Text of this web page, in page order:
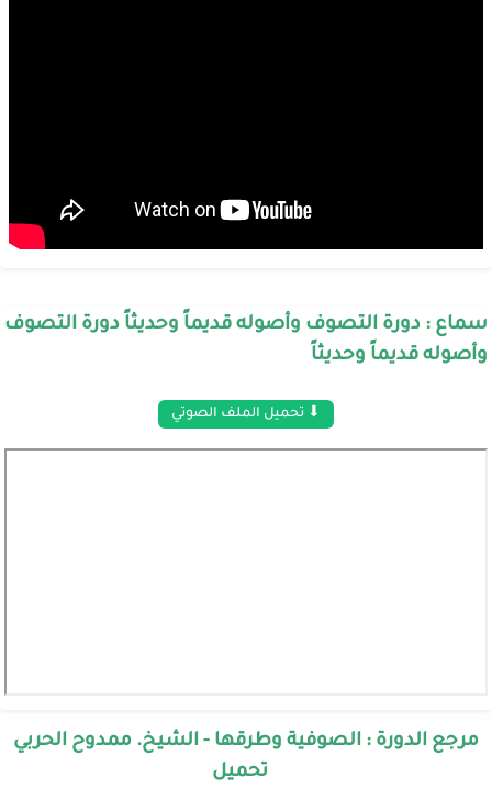
سماع : دورة التصوف وأصوله قديماً وحديثاً دورة التصوف
وأصوله قديماً وحديثاً
⬇ تحميل الملف الصوتي
مرجع الدورة : الصوفية وطرقها - الشيخ. ممدوح الحربي
تحميل